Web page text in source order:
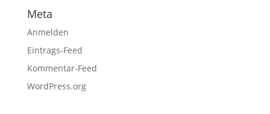
Meta
Anmelden
Eintrags-Feed
Kommentar-Feed
WordPress.org